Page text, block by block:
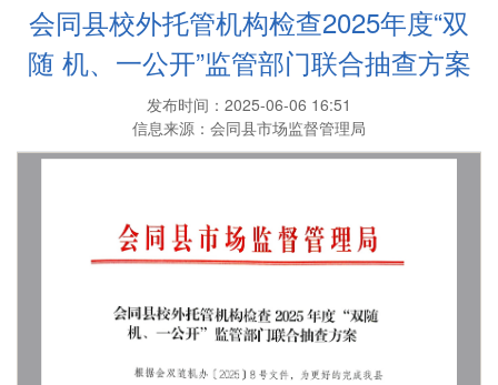
会同县校外托管机构检查2025年度“双
随 机、一公开”监管部门联合抽查方案
发布时间：2025-06-06 16:51
信息来源：会同县市场监督管理局